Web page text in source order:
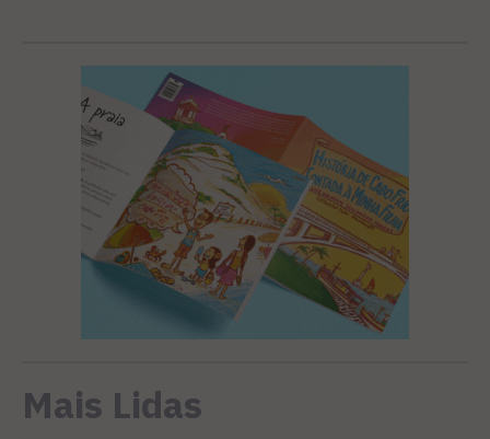
Mais Lidas